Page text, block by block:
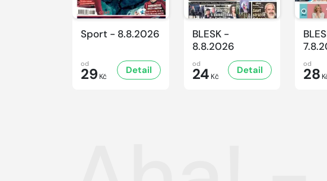
Sport - 8.8.2026
od
29 Kč
Detail
BLESK -
8.8.2026
od
24 Kč
Detail
od
28